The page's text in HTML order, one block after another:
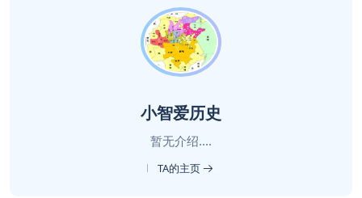
小智爱历史
暂无介绍....
TA的主页